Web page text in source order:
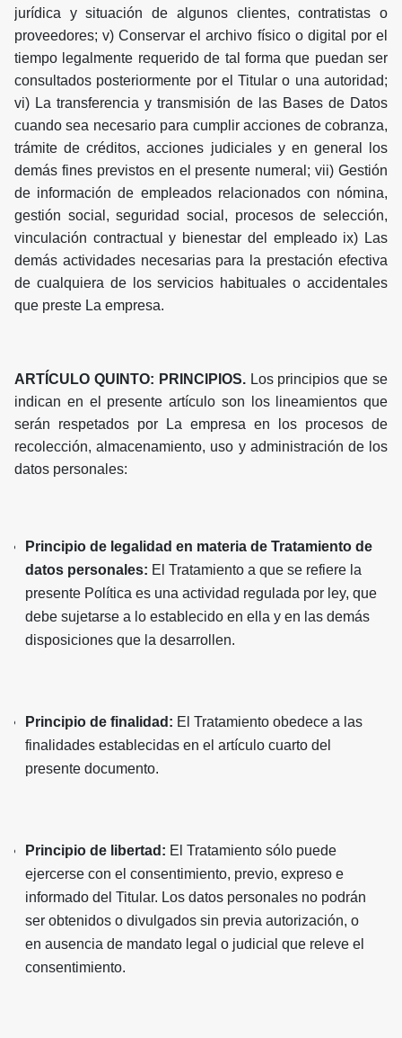
jurídica y situación de algunos clientes, contratistas o
proveedores; v) Conservar el archivo físico o digital por el
tiempo legalmente requerido de tal forma que puedan ser
consultados posteriormente por el Titular o una autoridad;
vi) La transferencia y transmisión de las Bases de Datos
cuando sea necesario para cumplir acciones de cobranza,
trámite de créditos, acciones judiciales y en general los
demás fines previstos en el presente numeral; vii) Gestión
de información de empleados relacionados con nómina,
gestión social, seguridad social, procesos de selección,
vinculación contractual y bienestar del empleado ix) Las
demás actividades necesarias para la prestación efectiva
de cualquiera de los servicios habituales o accidentales
que preste La empresa.
ARTÍCULO QUINTO: PRINCIPIOS.Los principios que se
indican en el presente artículo son los lineamientos que
serán respetados por La empresa en los procesos de
recolección, almacenamiento, uso y administración de los
datos personales:
Principio de legalidad en materia de Tratamiento de
datos personales: El Tratamiento a que se refiere la
presente Política es una actividad regulada por ley, que
debe sujetarse a lo establecido en ella y en las demás
disposiciones que la desarrollen.
Principio de finalidad: El Tratamiento obedece a las
finalidades establecidas en el artículo cuarto del
presente documento.
Principio de libertad: El Tratamiento sólo puede
ejercerse con el consentimiento, previo, expreso e
informado del Titular. Los datos personales no podrán
ser obtenidos o divulgados sin previa autorización, o
en ausencia de mandato legal o judicial que releve el
consentimiento.